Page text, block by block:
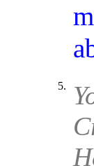
5.